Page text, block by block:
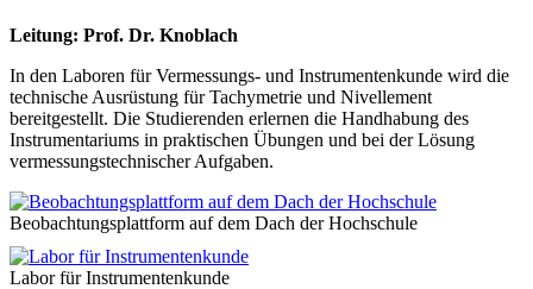
Leitung: Prof. Dr. Knoblach
In den Laboren für Vermessungs- und Instrumentenkunde wird die
technische Ausrüstung für Tachymetrie und Nivellement
bereitgestellt. Die Studierenden erlernen die Handhabung des
Instrumentariums in praktischen Übungen und bei der Lösung
vermessungstechnischer Aufgaben.
Beobachtungsplattform auf dem Dach der Hochschule
Labor für Instrumentenkunde